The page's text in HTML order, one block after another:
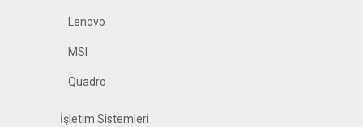
Lenovo
MSI
Quadro
İşletim Sistemleri